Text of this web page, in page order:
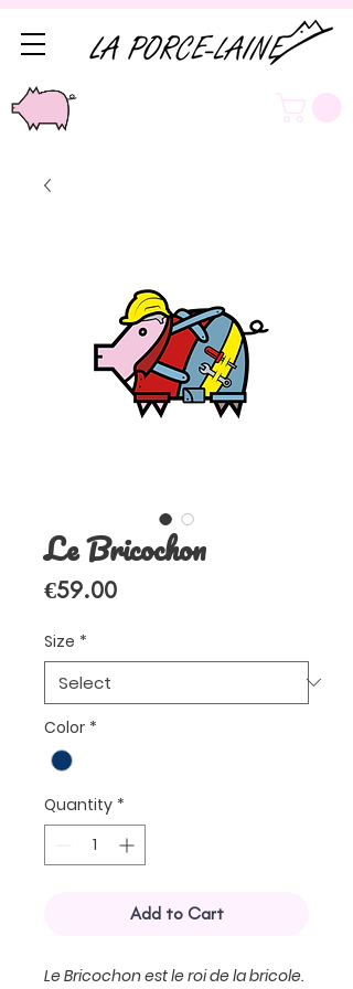
Le Bricochon
€59.00Price
Size *
Color *
Quantity *
Add to Cart
Le Bricochon est le roi de la bricole.